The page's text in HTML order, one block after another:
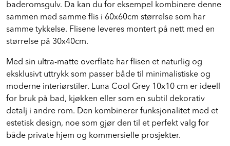
baderomsgulv. Da kan du for eksempel kombinere denne
sammen med samme flis i 60x60cm størrelse som har
samme tykkelse. Flisene leveres montert på nett med en
størrelse på 30x40cm.
Med sin ultra-matte overflate har flisen et naturlig og
eksklusivt uttrykk som passer både til minimalistiske og
moderne interiørstiler. Luna Cool Grey 10x10 cm er ideell
for bruk på bad, kjøkken eller som en subtil dekorativ
detalj i andre rom. Den kombinerer funksjonalitet med et
estetisk design, noe som gjør den til et perfekt valg for
både private hjem og kommersielle prosjekter.